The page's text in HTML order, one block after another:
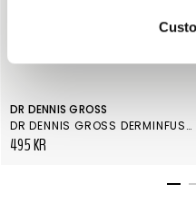
DR DENNIS GROSS
DR DENNIS GROSS DERMINFUSIONS PLUMP + REPAIR LIP TREATMENT TINTS BROWN
495 KR